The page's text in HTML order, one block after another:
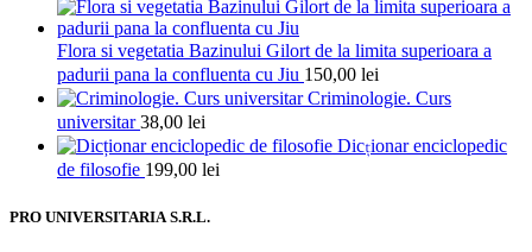
Flora si vegetatia Bazinului Gilort de la limita superioara a
padurii pana la confluenta cu Jiu 150,00 lei
Criminologie. Curs
universitar 38,00 lei
Dicționar enciclopedic
de filosofie 199,00 lei
PRO UNIVERSITARIA S.R.L.